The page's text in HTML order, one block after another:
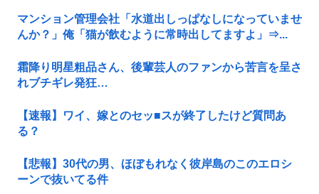
マンション管理会社「水道出しっぱなしになっていませ
んか？」俺「猫が飲むように常時出してますよ」⇒...
霜降り明星粗品さん、後輩芸人のファンから苦言を呈さ
れブチギレ発狂…
【速報】ワイ、嫁とのセッ■スが終了したけど質問あ
る？
【悲報】30代の男、ほぼもれなく彼岸島のこのエロシ
ーンで抜いてる件